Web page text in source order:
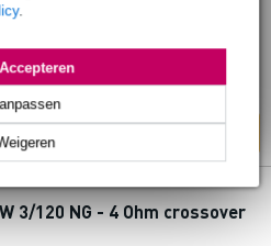
.
Accepteren
en ontvang binnen circa 6
winkelwagen
3/120 NG - 4 Ohm crossover